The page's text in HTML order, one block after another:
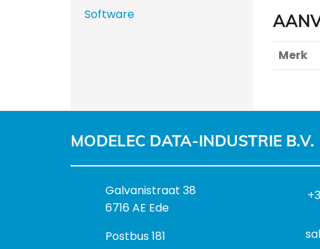
Merk
Software
MODELEC DATA-INDUSTRIE B.V.
B
e
o
Galvanistraat 38
6716 AE Ede
P
Postbus 181